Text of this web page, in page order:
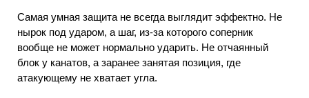
Самая умная защита не всегда выглядит эффектно. Не
нырок под ударом, а шаг, из-за которого соперник
вообще не может нормально ударить. Не отчаянный
блок у канатов, а заранее занятая позиция, где
атакующему не хватает угла.